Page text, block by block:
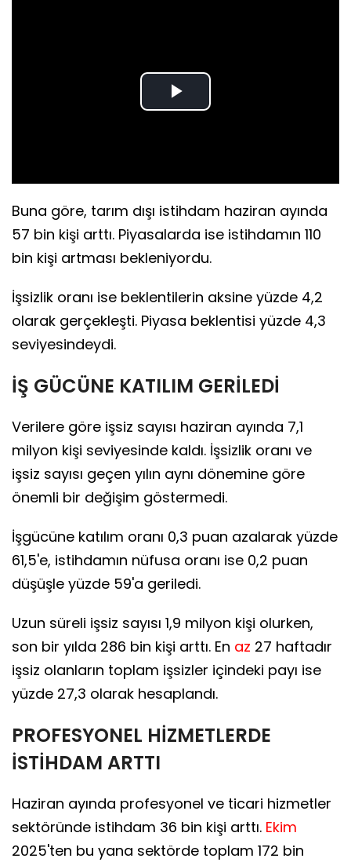
Play
Buna göre, tarım dışı istihdam haziran ayında
57 bin kişi arttı. Piyasalarda ise istihdamın 110
bin kişi artması bekleniyordu.
İşsizlik oranı ise beklentilerin aksine yüzde 4,2
olarak gerçekleşti. Piyasa beklentisi yüzde 4,3
seviyesindeydi.
İŞ GÜCÜNE KATILIM GERİLEDİ
Verilere göre işsiz sayısı haziran ayında 7,1
milyon kişi seviyesinde kaldı. İşsizlik oranı ve
işsiz sayısı geçen yılın aynı dönemine göre
önemli bir değişim göstermedi.
İşgücüne katılım oranı 0,3 puan azalarak yüzde
61,5'e, istihdamın nüfusa oranı ise 0,2 puan
düşüşle yüzde 59'a geriledi.
Uzun süreli işsiz sayısı 1,9 milyon kişi olurken,
son bir yılda 286 bin kişi arttı. En az 27 haftadır
işsiz olanların toplam işsizler içindeki payı ise
yüzde 27,3 olarak hesaplandı.
PROFESYONEL HİZMETLERDE
İSTİHDAM ARTTI
Haziran ayında profesyonel ve ticari hizmetler
sektöründe istihdam 36 bin kişi arttı. Ekim
2025'ten bu yana sektörde toplam 172 bin